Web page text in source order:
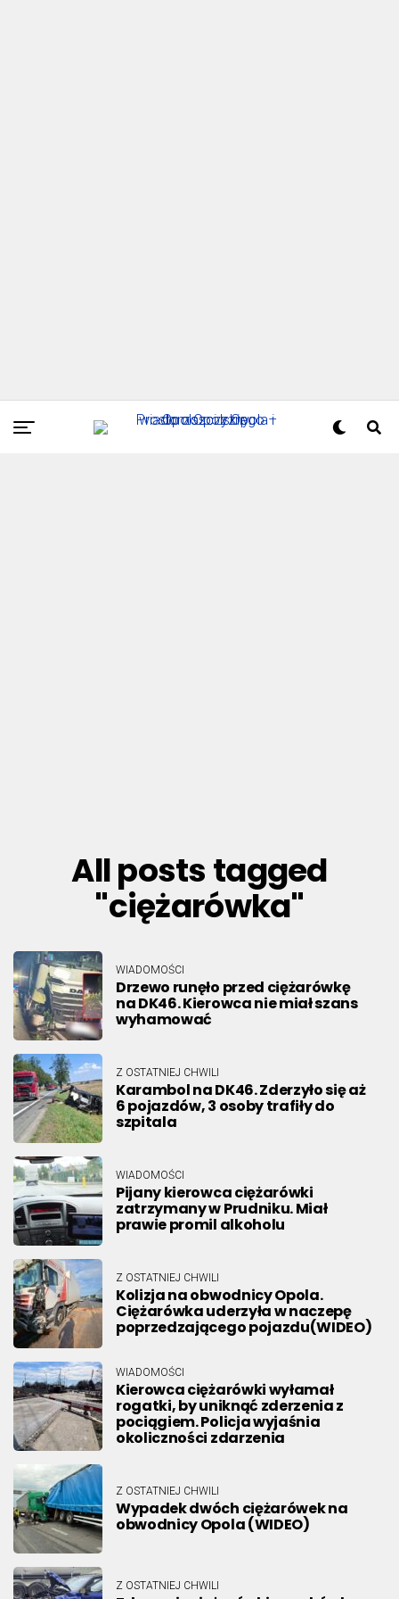
All posts tagged
"ciężarówka"
WIADOMOŚCI
Drzewo runęło przed ciężarówkę
na DK46. Kierowca nie miał szans
wyhamować
Z OSTATNIEJ CHWILI
Karambol na DK46. Zderzyło się aż
6 pojazdów, 3 osoby trafiły do
szpitala
WIADOMOŚCI
Pijany kierowca ciężarówki
zatrzymany w Prudniku. Miał
prawie promil alkoholu
Z OSTATNIEJ CHWILI
Kolizja na obwodnicy Opola.
Ciężarówka uderzyła w naczepę
poprzedzającego pojazdu(WIDEO)
WIADOMOŚCI
Kierowca ciężarówki wyłamał
rogatki, by uniknąć zderzenia z
pociągiem. Policja wyjaśnia
okoliczności zdarzenia
Z OSTATNIEJ CHWILI
Wypadek dwóch ciężarówek na
obwodnicy Opola (WIDEO)
Z OSTATNIEJ CHWILI